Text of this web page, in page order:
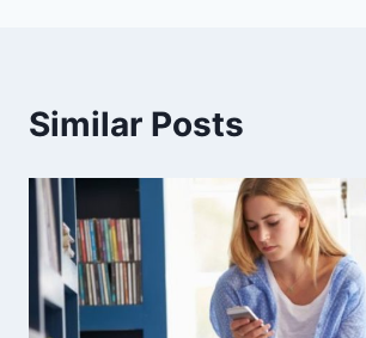
Similar Posts